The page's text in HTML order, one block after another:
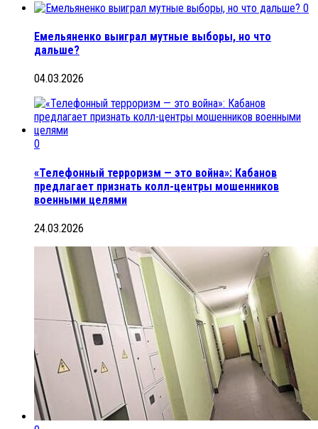
0
Емельяненко выиграл мутные выборы, но что
дальше?
04.03.2026
0
«Телефонный терроризм — это война»: Кабанов
предлагает признать колл-центры мошенников
военными целями
24.03.2026